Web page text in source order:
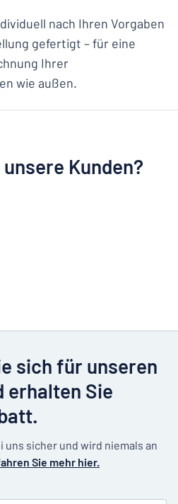
nach Ihren Vorgaben
gefertigt – für eine
Ihrer
wie außen.
Kunden?
sich für unseren
erhalten Sie
uns sicher und wird niemals an
Sie mehr hier.